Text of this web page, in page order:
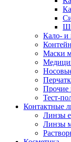
Кало- и
Маски
Прочие
Тест-
Контактные
Линзы
Линзы